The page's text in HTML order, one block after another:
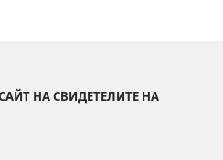
НА СВИДЕТЕЛИТЕ НА